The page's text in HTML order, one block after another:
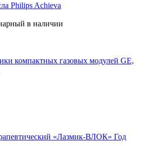
Philips Achieva
в наличии
компактных газовых модулей GE,
«Лазмик-ВЛОК» Год